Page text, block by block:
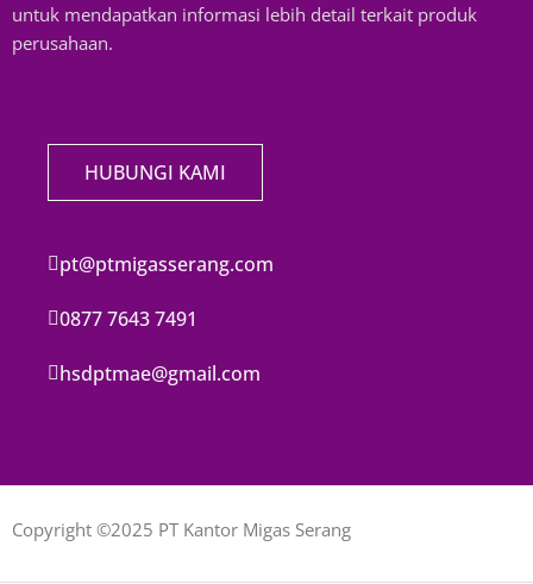
untuk mendapatkan informasi lebih detail terkait produk
perusahaan.
HUBUNGI KAMI
pt@ptmigasserang.com
0877 7643 7491
hsdptmae@gmail.com
Copyright ©2025 PT Kantor Migas Serang